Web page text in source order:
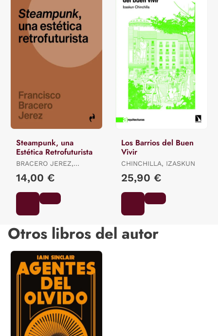
Steampunk, una
Estética Retrofuturista
BRACERO JEREZ,
14,00 €
Los Barrios del Buen
Vivir
CHINCHILLA, IZASKUN
25,90 €
Otros libros del autor